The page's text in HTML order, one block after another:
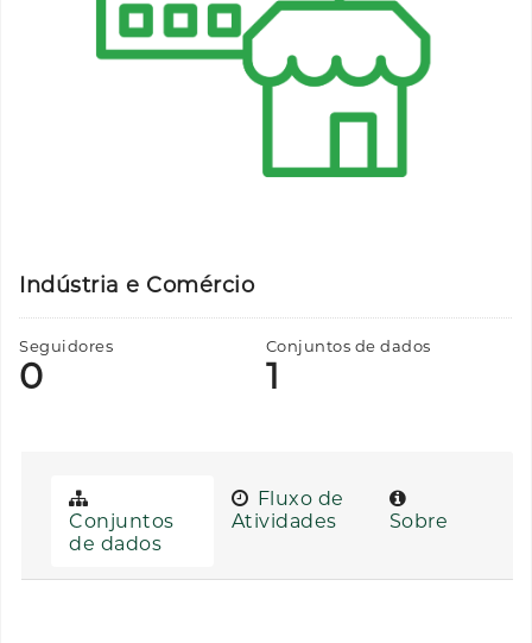
Indústria e Comércio
Seguidores
0
Conjuntos de dados
1
Conjuntos
de dados
Fluxo de
Atividades
Sobre